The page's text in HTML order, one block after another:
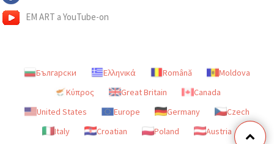
EM ART a YouTube-on
Български Ελληνικά Română
Moldova
Κύπρος
Great Britain
Canada
United States
Europe Germany
Czech
Italy
Croatian Poland Austria